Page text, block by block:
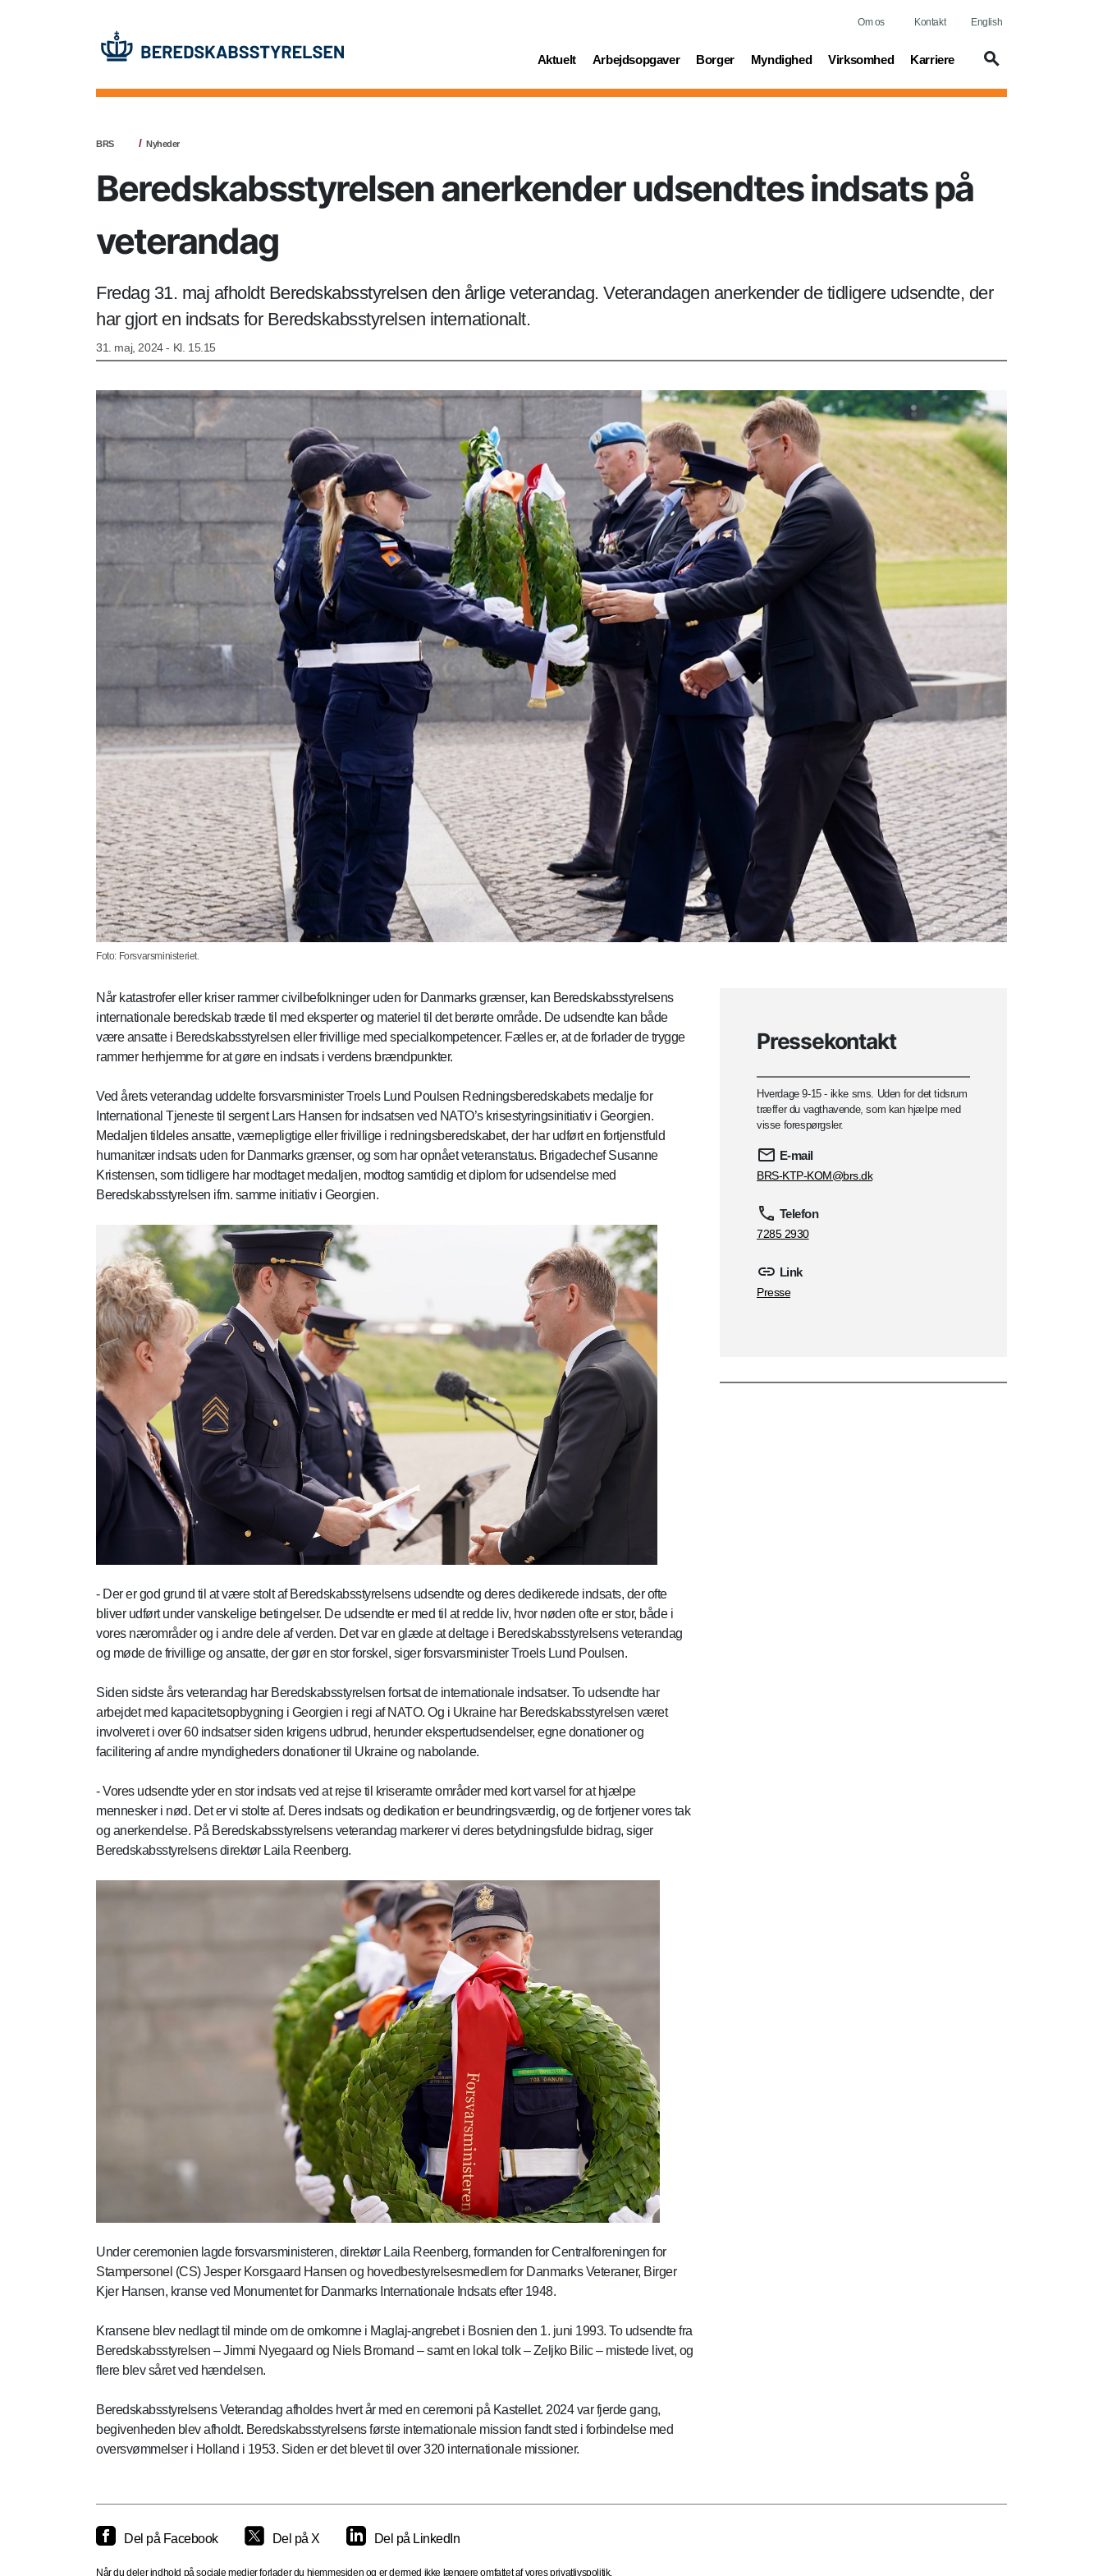
Om os Kontakt English
Aktuelt
(current) Arbejdsopgaver
(current) Borger
(current) Myndighed
(current) Virksomhed
(current) Karriere
(current)
BRS Nyheder
Beredskabsstyrelsen anerkender udsendtes indsats på
veterandag
Fredag 31. maj afholdt Beredskabsstyrelsen den årlige veterandag. Veterandagen anerkender de tidligere udsendte, der
har gjort en indsats for Beredskabsstyrelsen internationalt.
31. maj, 2024 - Kl. 15.15
Foto: Forsvarsministeriet.
Når katastrofer eller kriser rammer civilbefolkninger uden for Danmarks grænser, kan Beredskabsstyrelsens
internationale beredskab træde til med eksperter og materiel til det berørte område. De udsendte kan både
være ansatte i Beredskabsstyrelsen eller frivillige med specialkompetencer. Fælles er, at de forlader de trygge
rammer herhjemme for at gøre en indsats i verdens brændpunkter.
Ved årets veterandag uddelte forsvarsminister Troels Lund Poulsen Redningsberedskabets medalje for
International Tjeneste til sergent Lars Hansen for indsatsen ved NATO’s krisestyringsinitiativ i Georgien.
Medaljen tildeles ansatte, værnepligtige eller frivillige i redningsberedskabet, der har udført en fortjenstfuld
humanitær indsats uden for Danmarks grænser, og som har opnået veteranstatus. Brigadechef Susanne
Kristensen, som tidligere har modtaget medaljen, modtog samtidig et diplom for udsendelse med
Beredskabsstyrelsen ifm. samme initiativ i Georgien.
- Der er god grund til at være stolt af Beredskabsstyrelsens udsendte og deres dedikerede indsats, der ofte
bliver udført under vanskelige betingelser. De udsendte er med til at redde liv, hvor nøden ofte er stor, både i
vores nærområder og i andre dele af verden. Det var en glæde at deltage i Beredskabsstyrelsens veterandag
og møde de frivillige og ansatte, der gør en stor forskel, siger forsvarsminister Troels Lund Poulsen.
Siden sidste års veterandag har Beredskabsstyrelsen fortsat de internationale indsatser. To udsendte har
arbejdet med kapacitetsopbygning i Georgien i regi af NATO. Og i Ukraine har Beredskabsstyrelsen været
involveret i over 60 indsatser siden krigens udbrud, herunder ekspertudsendelser, egne donationer og
facilitering af andre myndigheders donationer til Ukraine og nabolande.
- Vores udsendte yder en stor indsats ved at rejse til kriseramte områder med kort varsel for at hjælpe
mennesker i nød. Det er vi stolte af. Deres indsats og dedikation er beundringsværdig, og de fortjener vores tak
og anerkendelse. På Beredskabsstyrelsens veterandag markerer vi deres betydningsfulde bidrag, siger
Beredskabsstyrelsens direktør Laila Reenberg.
Under ceremonien lagde forsvarsministeren, direktør Laila Reenberg, formanden for Centralforeningen for
Stampersonel (CS) Jesper Korsgaard Hansen og hovedbestyrelsesmedlem for Danmarks Veteraner, Birger
Kjer Hansen, kranse ved Monumentet for Danmarks Internationale Indsats efter 1948.
Kransene blev nedlagt til minde om de omkomne i Maglaj-angrebet i Bosnien den 1. juni 1993. To udsendte fra
Beredskabsstyrelsen – Jimmi Nyegaard og Niels Bromand – samt en lokal tolk – Zeljko Bilic – mistede livet, og
flere blev såret ved hændelsen.
Beredskabsstyrelsens Veterandag afholdes hvert år med en ceremoni på Kastellet. 2024 var fjerde gang,
begivenheden blev afholdt. Beredskabsstyrelsens første internationale mission fandt sted i forbindelse med
oversvømmelser i Holland i 1953. Siden er det blevet til over 320 internationale missioner.
Pressekontakt
Hverdage 9-15 - ikke sms. Uden for det tidsrum
træffer du vagthavende, som kan hjælpe med
visse forespørgsler.
E-mail
BRS-KTP-KOM@brs.dk
Telefon
7285 2930
Link
Presse
Del på Facebook Del på X Del på LinkedIn
Når du deler indhold på sociale medier forlader du hjemmesiden og er dermed ikke længere omfattet af vores privatlivspolitik.